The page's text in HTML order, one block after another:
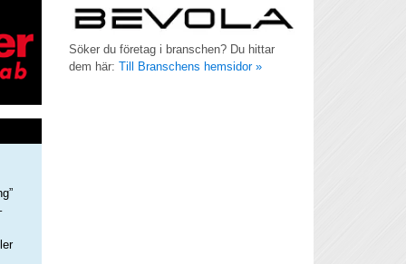
Söker du företag i branschen? Du hittar
dem här: Till Branschens hemsidor »